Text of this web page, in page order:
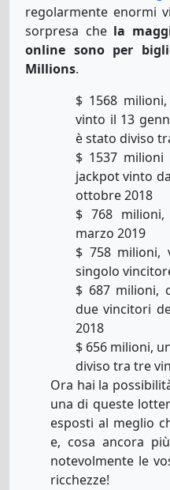
regolarmente enormi
sorpresa che la
online sono per
Millions.
$ 1568
vinto il 13
è stato diviso
$ 1537
jackpot vinto
ottobre 2018
$ 768
marzo 2019
$ 758 milioni,
singolo
$ 687 milioni,
due vincitori
2018
$ 656 milioni,
diviso tra tre
Ora hai la
una di queste
esposti al meglio
e, cosa ancora
notevolmente le
ricchezze!